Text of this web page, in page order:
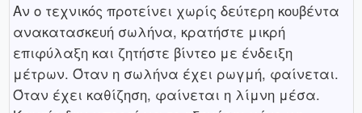
Αν ο τεχνικός προτείνει χωρίς δεύτερη κουβέντα
ανακατασκευή σωλήνα, κρατήστε μικρή
επιφύλαξη και ζητήστε βίντεο με ένδειξη
μέτρων. Όταν η σωλήνα έχει ρωγμή, φαίνεται.
Όταν έχει καθίζηση, φαίνεται η λίμνη μέσα.